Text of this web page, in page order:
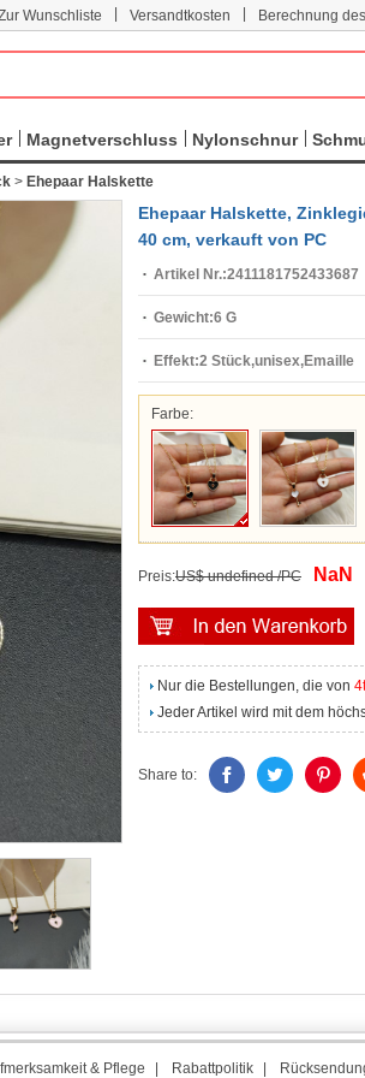
Wunschliste Versandtkosten Berechnung
Magnetverschluss Nylonschnur
> Ehepaar Halskette
Ehepaar Halskette,
40 cm, verkauft von PC
Artikel Nr.:2411181752433687
Gewicht:6 G
Effekt:2 Stück,unisex,Emaille
Farbe:
Preis:US$ undefined /PC NaN
Nur die Bestellungen, die von
Jeder Artikel wird mit dem
Share to:
& Pflege Rabattpolitik